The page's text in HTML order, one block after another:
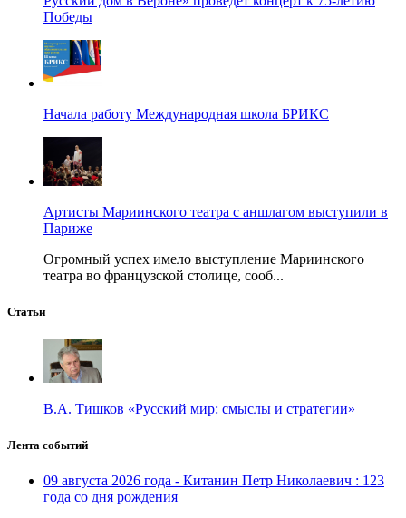
Победы
Начала работу Международная школа БРИКС
Артисты Мариинского театра с аншлагом выступили в
Париже
Огромный успех имело выступление Мариинского
театра во французской столице, сооб...
Статьи
В.А. Тишков «Русский мир: смыслы и стратегии»
Лента событий
09 августа 2026 года - Китанин Петр Николаевич : 123
года со дня рождения